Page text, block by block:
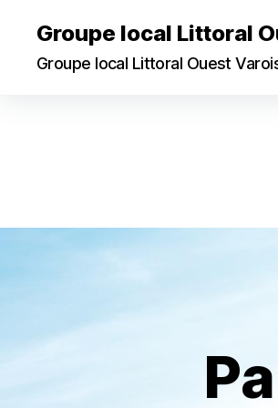
Groupe local Littoral
Groupe local Littoral Ouest